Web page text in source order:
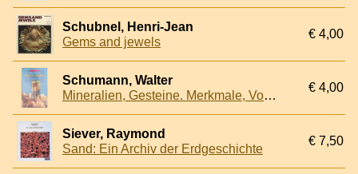
Schubnel, Henri-Jean
Gems and jewels
€ 4,00
Schumann, Walter
Mineralien, Gesteine. Merkmale, Vorkommen und Verwendung
€ 4,00
Siever, Raymond
Sand: Ein Archiv der Erdgeschichte
€ 7,50